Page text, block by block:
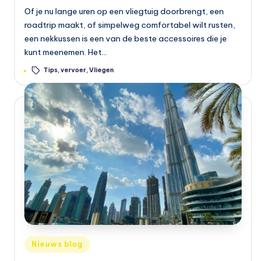
Of je nu lange uren op een vliegtuig doorbrengt, een
roadtrip maakt, of simpelweg comfortabel wilt rusten,
een nekkussen is een van de beste accessoires die je
kunt meenemen. Het…
Tags: Tips,vervoer,Vliegen
Geplaatst
Nieuws blog